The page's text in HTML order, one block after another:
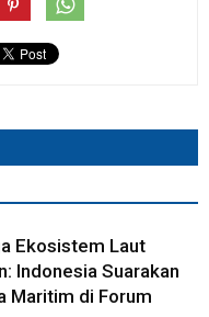
Ekosistem Laut
Indonesia Suarakan
Maritim di Forum